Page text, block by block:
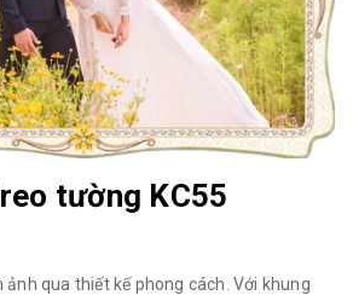
tường KC55
qua thiết kế phong cách. Với khung